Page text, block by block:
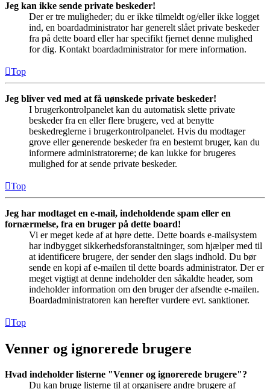
Jeg kan ikke sende private beskeder!
Der er tre muligheder; du er ikke tilmeldt og/eller ikke logget
ind, en boardadministrator har generelt slået private beskeder
fra på dette board eller har specifikt fjernet denne mulighed
for dig. Kontakt boardadministrator for mere information.
Top
Jeg bliver ved med at få uønskede private beskeder!
I brugerkontrolpanelet kan du automatisk slette private
beskeder fra en eller flere brugere, ved at benytte
beskedreglerne i brugerkontrolpanelet. Hvis du modtager
grove eller generende beskeder fra en bestemt bruger, kan du
informere administratorerne; de kan lukke for brugeres
mulighed for at sende private beskeder.
Top
Jeg har modtaget en e-mail, indeholdende spam eller en
fornærmelse, fra en bruger på dette board!
Vi er meget kede af at høre dette. Dette boards e-mailsystem
har indbygget sikkerhedsforanstaltninger, som hjælper med til
at identificere brugere, der sender den slags indhold. Du bør
sende en kopi af e-mailen til dette boards administrator. Der er
meget vigtigt at denne indeholder den såkaldte header, som
indeholder information om den bruger der afsendte e-mailen.
Boardadministratoren kan herefter vurdere evt. sanktioner.
Top
Venner og ignorerede brugere
Hvad indeholder listerne "Venner og ignorerede brugere"?
Du kan bruge listerne til at organisere andre brugere af